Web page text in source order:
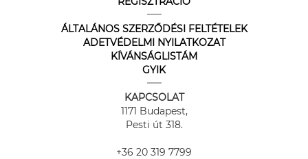
ÁLTALÁNOS SZERZŐDÉSI FELTÉTELEK
ADETVÉDELMI NYILATKOZAT
KÍVÁNSÁGLISTÁM
GYIK
KAPCSOLAT
1171 Budapest,
Pesti út 318.
+36 20 319 7799